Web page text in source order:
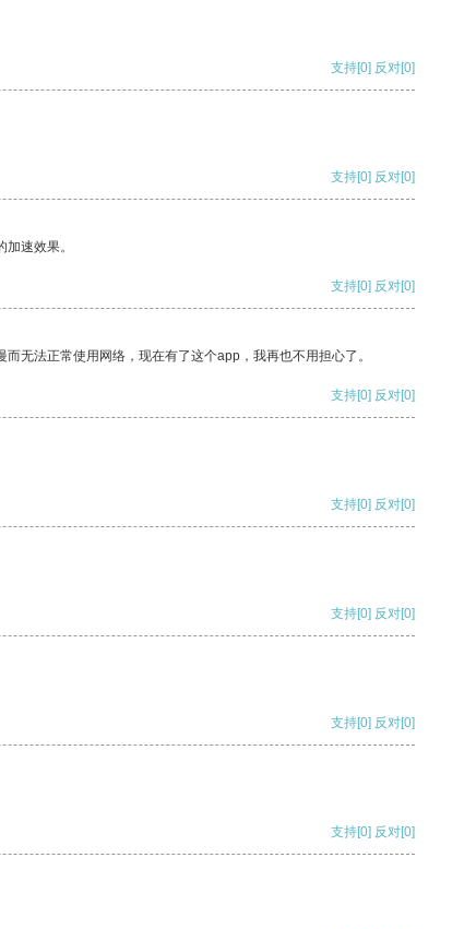
支持[0] 反对[0]
支持[0] 反对[0]
速效果。
支持[0] 反对[0]
无法正常使用网络，现在有了这个app，我再也不用担心了。
支持[0] 反对[0]
支持[0] 反对[0]
支持[0] 反对[0]
支持[0] 反对[0]
支持[0] 反对[0]